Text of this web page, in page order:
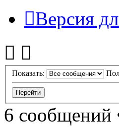
Версия
Показать:
6 сообщений